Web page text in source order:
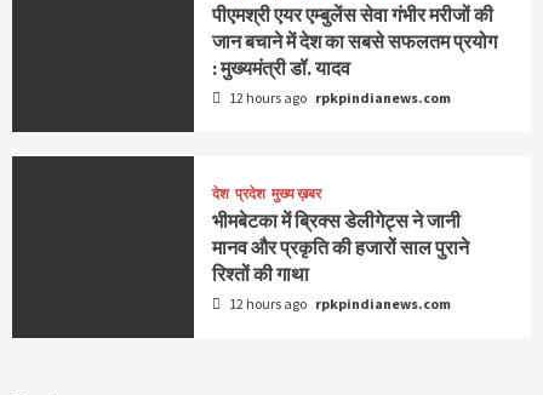
पीएमश्री एयर एम्बुलेंस सेवा गंभीर मरीजों की
जान बचाने में देश का सबसे सफलतम प्रयोग
: मुख्यमंत्री डॉ. यादव
12 hours ago rpkpindianews.com
देश प्रदेश मुख्य ख़बर
भीमबेटका में ब्रिक्स डेलीगेट्स ने जानी
मानव और प्रकृति की हजारों साल पुराने
रिश्तों की गाथा
12 hours ago rpkpindianews.com